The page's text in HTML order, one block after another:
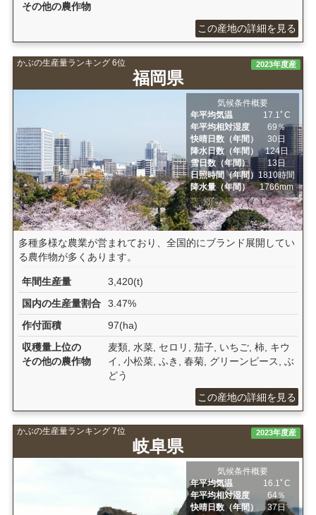
その他の農作物
この産地の詳細を見る
かぶの生産量ランキング 6位
福岡県
2023年度産
気候条件概要
年平均気温
17.1ﾟC
年平均相対湿度
69％
快晴日数（年間）
30日
降水日数（年間）
124日
雪日数（年間）
13日
日照時間（年間）1810時間
降水量（年間）
1766mm
多種多様な農業が営まれており、全国的にブランド展開してい
る農作物が多くあります。
年間生産量
3,420(t)
国内の生産量割合
3.47%
作付面積
97(ha)
収穫量上位の
その他の農作物
麦類, 水菜, セロリ, 茄子, いちご, 柿, キウ
イ, 小松菜, ふき, 春菊, グリーンピース, ぶ
どう
この産地の詳細を見る
かぶの生産量ランキング 7位
岐阜県
2023年度産
気候条件概要
年平均気温
16.1ﾟC
年平均相対湿度
64％
快晴日数（年間）
37日